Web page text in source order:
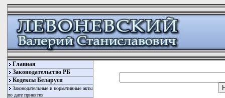
Главная
Законодательство РБ
Кодексы Беларуси
Законодательные и нормативные акты
по дате принятия